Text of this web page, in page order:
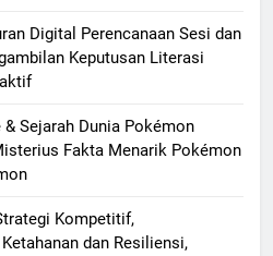
Digital Perencanaan Sesi dan
Keputusan Literasi
Sejarah Dunia Pokémon
Fakta Menarik Pokémon
Kompetitif,
dan Resiliensi,